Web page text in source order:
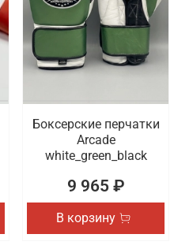
Боксерские перчатки
Arcade
white_green_black
9 965 ₽
В корзину